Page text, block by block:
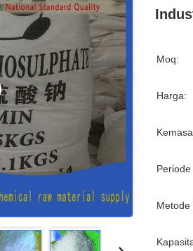
Moq:
Harga:
Metode